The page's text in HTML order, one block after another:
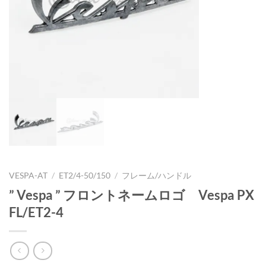
VESPA-AT / ET2/4-50/150 / フレーム/ハンドル
” Vespa ” フロントネームロゴ Vespa PX
FL/ET2-4